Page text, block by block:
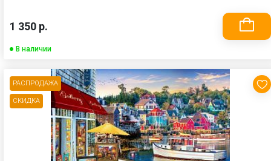
1 350 р.
В наличии
РАСПРОДАЖА
СКИДКА